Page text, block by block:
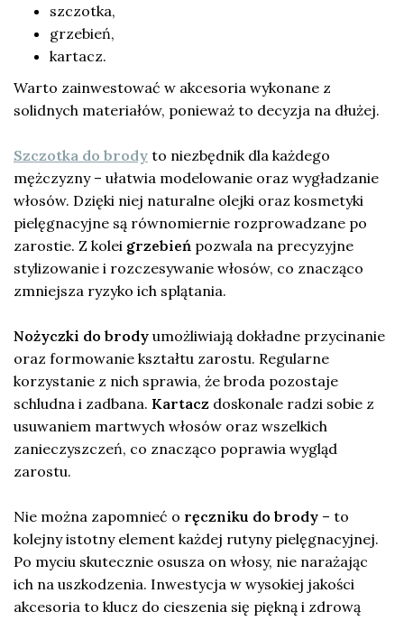
szczotka,
grzebień,
kartacz.
Warto zainwestować w akcesoria wykonane z
solidnych materiałów, ponieważ to decyzja na dłużej.
Szczotka do brody to niezbędnik dla każdego
mężczyzny – ułatwia modelowanie oraz wygładzanie
włosów. Dzięki niej naturalne olejki oraz kosmetyki
pielęgnacyjne są równomiernie rozprowadzane po
zarostie. Z kolei grzebień pozwala na precyzyjne
stylizowanie i rozczesywanie włosów, co znacząco
zmniejsza ryzyko ich splątania.
Nożyczki do brody umożliwiają dokładne przycinanie
oraz formowanie kształtu zarostu. Regularne
korzystanie z nich sprawia, że broda pozostaje
schludna i zadbana. Kartacz doskonale radzi sobie z
usuwaniem martwych włosów oraz wszelkich
zanieczyszczeń, co znacząco poprawia wygląd
zarostu.
Nie można zapomnieć o ręczniku do brody – to
kolejny istotny element każdej rutyny pielęgnacyjnej.
Po myciu skutecznie osusza on włosy, nie narażając
ich na uszkodzenia. Inwestycja w wysokiej jakości
akcesoria to klucz do cieszenia się piękną i zdrową